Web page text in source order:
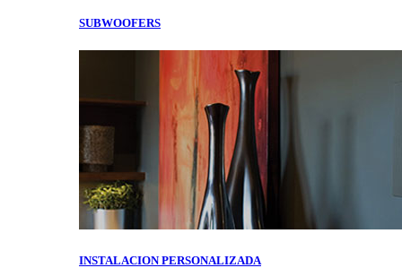
SUBWOOFERS
INSTALACION PERSONALIZADA